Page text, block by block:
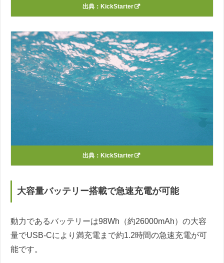
出典： KickStarter
出典： KickStarter
大容量バッテリー搭載で急速充電が可能
動力であるバッテリーは98Wh（約26000mAh）の大容
量でUSB-Cにより満充電まで約1.2時間の急速充電が可
能です。